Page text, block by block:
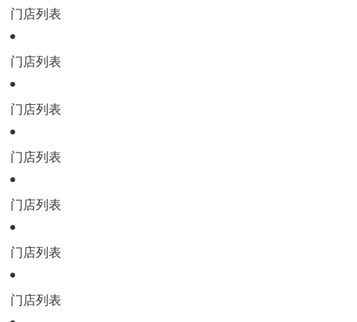
门店列表
门店列表
门店列表
门店列表
门店列表
门店列表
门店列表